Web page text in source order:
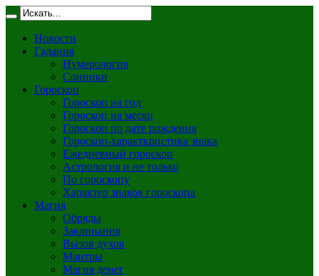
Новости
Гадания
Нумерология
Сонники
Гороскоп
Гороскоп на год
Гороскоп на месяц
Гороскоп по дате рождения
Гороскоп-характкристика знака
Ежедневный гороскоп
Астрология и не только
По гороскопу
Характер знаков гороскопа
Магия
Обряды
Заклинания
Вызов духов
Мантры
Магия денег